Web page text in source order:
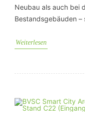
Neubau als auch bei
Bestandsgebäuden –
Weiterlesen